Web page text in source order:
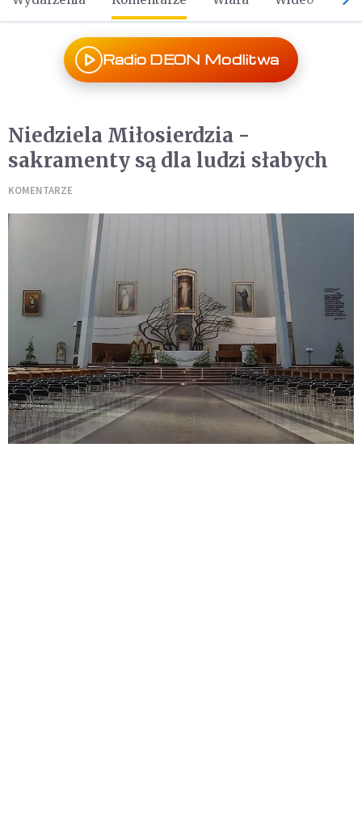
Radio DEON Modlitwa
Niedziela Miłosierdzia -
sakramenty są dla ludzi słabych
KOMENTARZE